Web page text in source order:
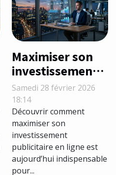
Maximiser son
investissement
publicitaire en
ligne : Stratégies
et conseils
Samedi 28 février 2026
18:14
Découvrir comment
maximiser son
investissement
publicitaire en ligne est
aujourd’hui indispensable
pour...